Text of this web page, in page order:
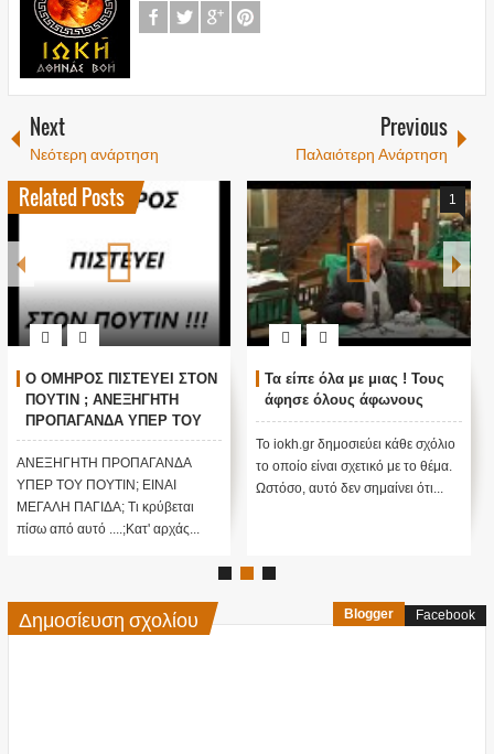
Next
Νεότερη ανάρτηση
Previous
Παλαιότερη Ανάρτηση
Related Posts
Ο ΟΜΗΡΟΣ ΠΙΣΤΕΥΕΙ ΣΤΟΝ
ΠΟΥΤΙΝ ; ΑΝΕΞΗΓΗΤΗ
ΠΡΟΠΑΓΑΝΔΑ ΥΠΕΡ ΤΟΥ
ΠΟΥΤΙΝ;
ΑΝΕΞΗΓΗΤΗ ΠΡΟΠΑΓΑΝΔΑ
ΥΠΕΡ ΤΟΥ ΠΟΥΤΙΝ; ΕΙΝΑΙ
ΜΕΓΑΛΗ ΠΑΓΙΔΑ; Τι κρύβεται
πίσω από αυτό ....;Κατ' αρχάς...
1
Τα είπε όλα με μιας ! Τους
άφησε όλους άφωνους
Το iokh.gr δημοσιεύει κάθε σχόλιο
το οποίο είναι σχετικό με το θέμα.
Ωστόσο, αυτό δεν σημαίνει ότι...
Δημοσίευση σχολίου Blogger Facebook